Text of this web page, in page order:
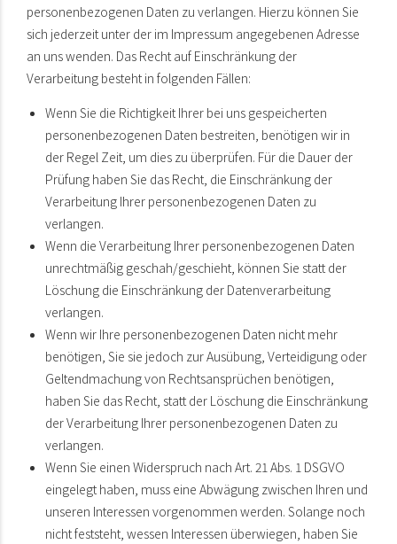
personenbezogenen Daten zu verlangen. Hierzu können Sie
sich jederzeit unter der im Impressum angegebenen Adresse
an uns wenden. Das Recht auf Einschränkung der
Verarbeitung besteht in folgenden Fällen:
Wenn Sie die Richtigkeit Ihrer bei uns gespeicherten
personenbezogenen Daten bestreiten, benötigen wir in
der Regel Zeit, um dies zu überprüfen. Für die Dauer der
Prüfung haben Sie das Recht, die Einschränkung der
Verarbeitung Ihrer personenbezogenen Daten zu
verlangen.
Wenn die Verarbeitung Ihrer personenbezogenen Daten
unrechtmäßig geschah/geschieht, können Sie statt der
Löschung die Einschränkung der Datenverarbeitung
verlangen.
Wenn wir Ihre personenbezogenen Daten nicht mehr
benötigen, Sie sie jedoch zur Ausübung, Verteidigung oder
Geltendmachung von Rechtsansprüchen benötigen,
haben Sie das Recht, statt der Löschung die Einschränkung
der Verarbeitung Ihrer personenbezogenen Daten zu
verlangen.
Wenn Sie einen Widerspruch nach Art. 21 Abs. 1 DSGVO
eingelegt haben, muss eine Abwägung zwischen Ihren und
unseren Interessen vorgenommen werden. Solange noch
nicht feststeht, wessen Interessen überwiegen, haben Sie